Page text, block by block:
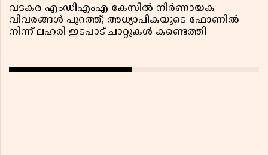
വടകര എംഡിഎംഎ കേസിൽ നിർണായക
വിവരങ്ങൾ പുറത്ത്; അധ്യാപികയുടെ ഫോണിൽ
നിന്ന് ലഹരി ഇടപാട് ചാറ്റുകൾ കണ്ടെത്തി